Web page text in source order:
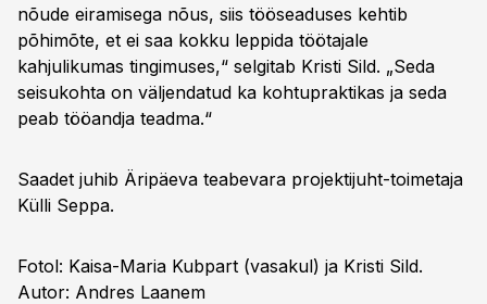
nõude eiramisega nõus, siis tööseaduses kehtib
põhimõte, et ei saa kokku leppida töötajale
kahjulikumas tingimuses,“ selgitab Kristi Sild. „Seda
seisukohta on väljendatud ka kohtupraktikas ja seda
peab tööandja teadma.“
Saadet juhib Äripäeva teabevara projektijuht-toimetaja
Külli Seppa.
Fotol: Kaisa-Maria Kubpart (vasakul) ja Kristi Sild.
Autor: Andres Laanem